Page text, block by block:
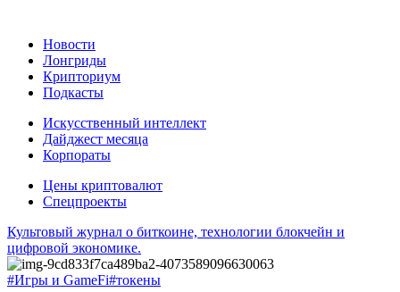
Новости
Лонгриды
Крипториум
Подкасты
Искусственный интеллект
Дайджест месяца
Корпораты
Цены криптовалют
Спецпроекты
Культовый журнал о биткоине, технологии блокчейн и
цифровой экономике.
#Игры и GameFi#токены